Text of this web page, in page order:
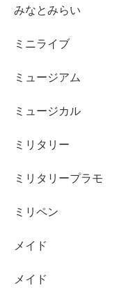
みなとみらい
ミニライブ
ミュージアム
ミュージカル
ミリタリー
ミリタリープラモ
ミリペン
メイド
メイド